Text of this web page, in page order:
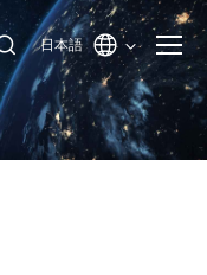
日本語